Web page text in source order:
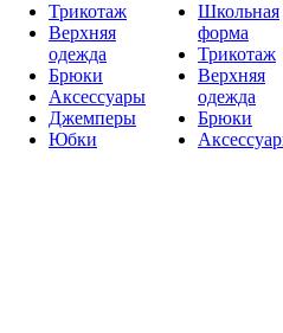
Трикотаж
Верхняя
одежда
Брюки
Аксессуары
Джемперы
Юбки
Школьная
форма
Трикотаж
Верхняя
одежда
Брюки